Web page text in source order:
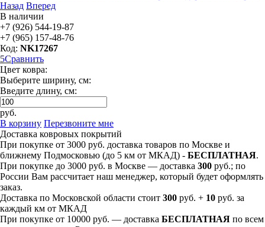
Назад Вперед
В наличии
+7 (926) 544-19-87
+7 (965) 157-48-76
Код: NK17267
5Сравнить
Цвет ковра:
Выберите ширину, см:
Введите длину, см:
руб.
В корзину Перезвоните мне
Доставка ковровых покрытий
При покупке от 3000 руб. доставка товаров по Москве и
ближнему Подмосковью (до 5 км от МКАД) - БЕСПЛАТНАЯ.
При покупке до 3000 руб. в Москве — доставка 300 руб.; по
России Вам рассчитает наш менеджер, который будет оформлять
заказ.
Доставка по Московской области стоит 300 руб. + 10 руб. за
каждый км от МКАД
При покупке от 10000 руб. — доставка БЕСПЛАТНАЯ по всем